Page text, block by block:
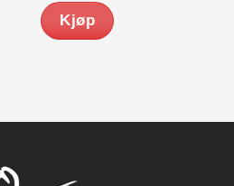
Kjøp